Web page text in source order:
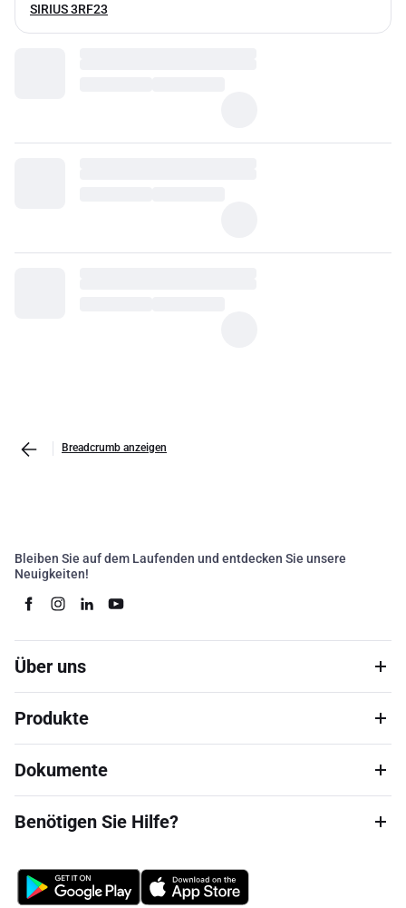
SIRIUS 3RF23
Breadcrumb anzeigen
Bleiben Sie auf dem Laufenden und entdecken Sie unsere
Neuigkeiten!
Über uns
Produkte
Dokumente
Benötigen Sie Hilfe?